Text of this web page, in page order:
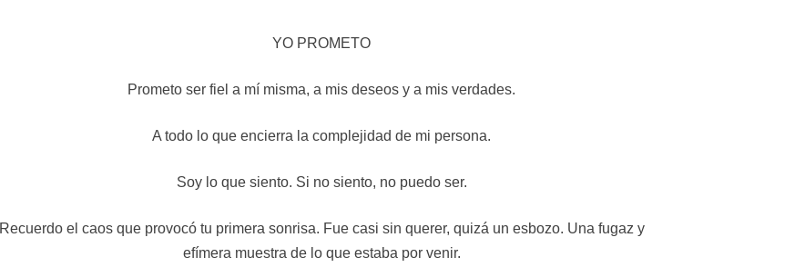
YO PROMETO
Prometo ser fiel a mí misma, a mis deseos y a mis verdades.
A todo lo que encierra la complejidad de mi persona.
Soy lo que siento. Si no siento, no puedo ser.
Recuerdo el caos que provocó tu primera sonrisa. Fue casi sin querer, quizá un esbozo. Una fugaz y
efímera muestra de lo que estaba por venir.